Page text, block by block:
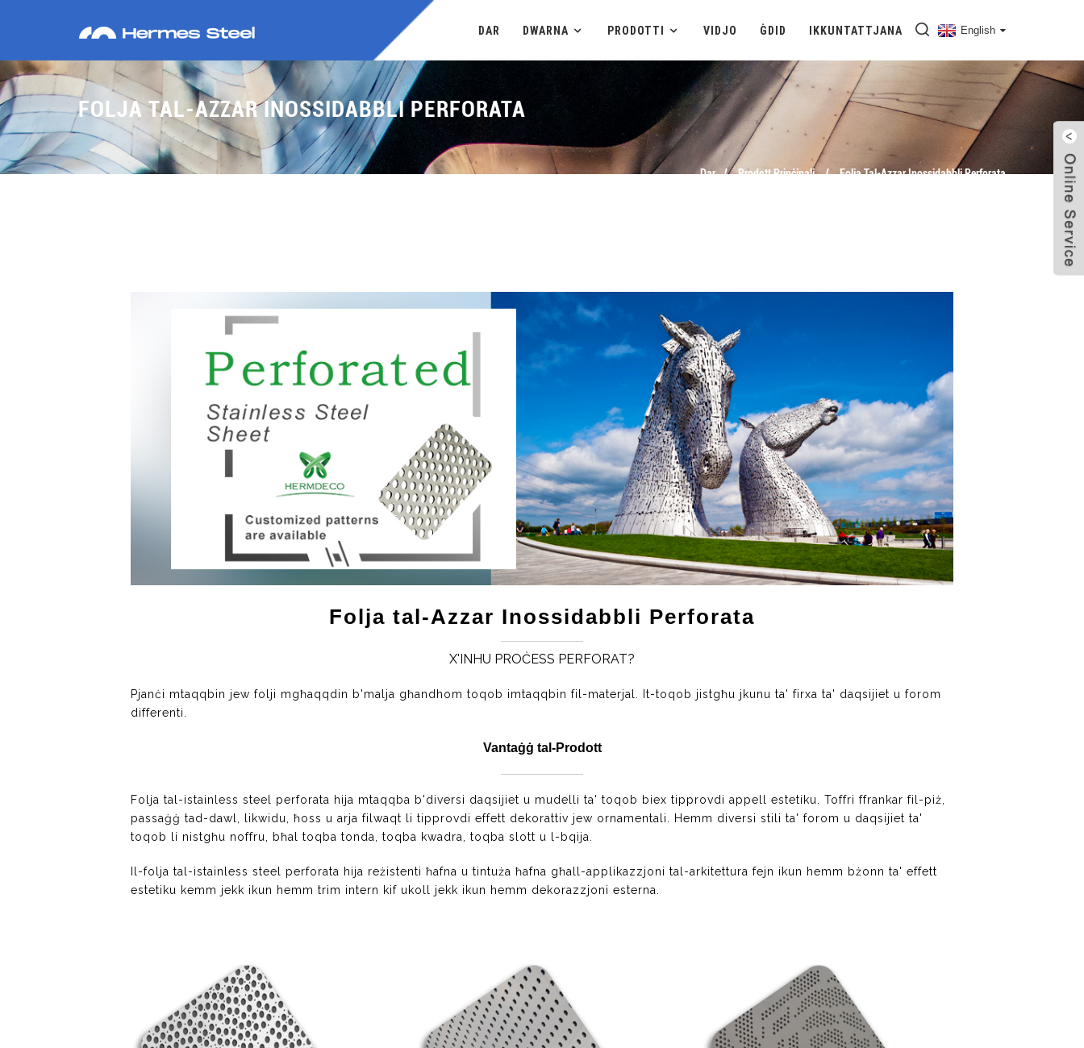
DAR DWARNA PRODOTTI VIDJO ĠDID IKKUNTATTJANA English
FOLJA TAL-AZZAR INOSSIDABBLI PERFORATA
Dar Prodott Prinċipali Folja Tal-Azzar Inossidabbli Perforata
Folja tal-Azzar Inossidabbli Perforata
X'INHU PROĊESS PERFORAT?
Pjanċi mtaqqbin jew folji mgħaqqdin b'malja għandhom toqob imtaqqbin fil-materjal. It-toqob jistgħu jkunu ta' firxa ta' daqsijiet u forom
differenti.
Vantaġġ tal-Prodott
Folja tal-istainless steel perforata hija mtaqqba b'diversi daqsijiet u mudelli ta' toqob biex tipprovdi appell estetiku. Toffri ffrankar fil-piż,
passaġġ tad-dawl, likwidu, ħoss u arja filwaqt li tipprovdi effett dekorattiv jew ornamentali. Hemm diversi stili ta' forom u daqsijiet ta'
toqob li nistgħu noffru, bħal toqba tonda, toqba kwadra, toqba slott u l-bqija.
Il-folja tal-istainless steel perforata hija reżistenti ħafna u tintuża ħafna għall-applikazzjoni tal-arkitettura fejn ikun hemm bżonn ta' effett
estetiku kemm jekk ikun hemm trim intern kif ukoll jekk ikun hemm dekorazzjoni esterna.